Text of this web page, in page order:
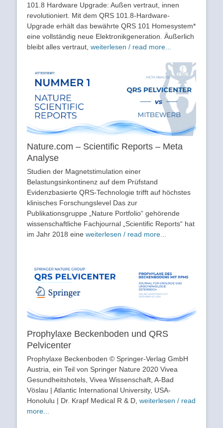
101.8 Hardware Upgrade: Außen vertraut, innen
revolutioniert. Mit dem QRS 101.8-Hardware-
Upgrade erhält das bewährte QRS 101 Homesystem*
eine vollständig neue Elektronikgeneration. Äußerlich
bleibt alles vertraut, weiterlesen / read more...
Nature.com – Scientific Reports – Meta
Analyse
Studien der Magnetstimulation einer
Belastungsinkontinenz auf dem Prüfstand
Evidenzbasierte QRS-Technologie trifft auf höchstes
klinisches Forschungslevel Das zur
Publikationsgruppe „Nature Portfolio“ gehörende
wissenschaftliche Fachjournal „Scientific Reports“ hat
im Jahr 2018 eine weiterlesen / read more...
Prophylaxe Beckenboden und QRS
Pelvicenter
Prophylaxe Beckenboden © Springer-Verlag GmbH
Austria, ein Teil von Springer Nature 2020 Vivea
Gesundheitshotels, Vivea Wissenschaft, A-Bad
Vöslau | Atlantic International University, USA-
Honolulu | Dr. Krapf Medical R & D, weiterlesen / read
more...